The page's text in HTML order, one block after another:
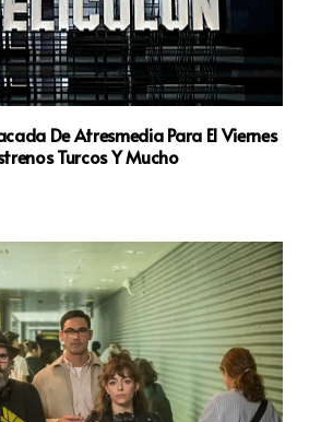
De Atresmedia Para El Viernes
Turcos Y Mucho